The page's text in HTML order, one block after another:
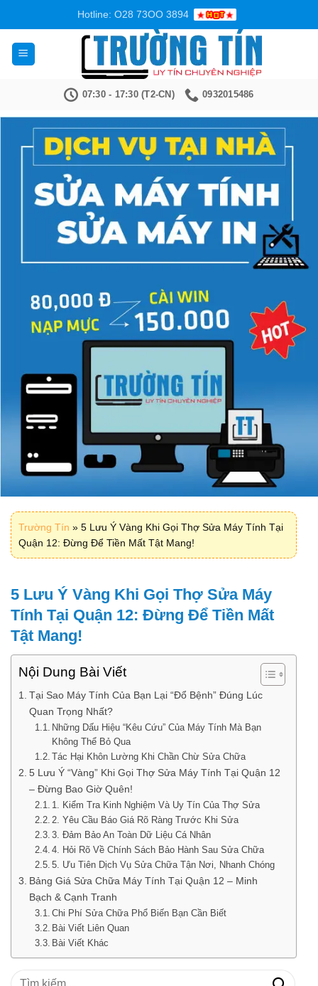
nội
dung
Hotline: O28 73OO 3894
07:30 - 17:30 (T2-CN) 0932015486
Trường Tín » 5 Lưu Ý Vàng Khi Gọi Thợ Sửa Máy Tính Tại
Quận 12: Đừng Để Tiền Mất Tật Mang!
5 Lưu Ý Vàng Khi Gọi Thợ Sửa Máy
Tính Tại Quận 12: Đừng Để Tiền Mất
Tật Mang!
Nội Dung Bài Viết
Tại Sao Máy Tính Của Bạn Lại “Đổ Bệnh” Đúng Lúc
Quan Trọng Nhất?
Những Dấu Hiệu “Kêu Cứu” Của Máy Tính Mà Bạn
Không Thể Bỏ Qua
Tác Hại Khôn Lường Khi Chần Chừ Sửa Chữa
5 Lưu Ý “Vàng” Khi Gọi Thợ Sửa Máy Tính Tại Quận 12
– Đừng Bao Giờ Quên!
1. Kiểm Tra Kinh Nghiệm Và Uy Tín Của Thợ Sửa
2. Yêu Cầu Báo Giá Rõ Ràng Trước Khi Sửa
3. Đảm Bảo An Toàn Dữ Liệu Cá Nhân
4. Hỏi Rõ Về Chính Sách Bảo Hành Sau Sửa Chữa
5. Ưu Tiên Dịch Vụ Sửa Chữa Tận Nơi, Nhanh Chóng
Bảng Giá Sửa Chữa Máy Tính Tại Quận 12 – Minh
Bạch & Cạnh Tranh
Chi Phí Sửa Chữa Phổ Biến Bạn Cần Biết
Bài Viết Liên Quan
Bài Viết Khác
Tìm